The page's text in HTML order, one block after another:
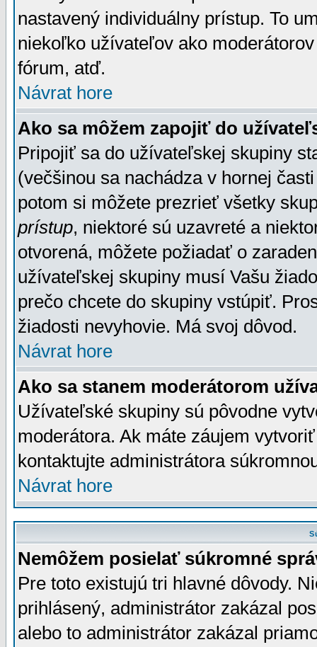
nastavený individuálny prístup. To
niekoľko užívateľov ako
fórum, atď.
Návrat hore
Ako sa môžem zapojiť do
Pripojiť sa do užívateľskej skupiny
(večšinou sa nachádza v hornej
potom si môžete prezrieť všetky
prístup, niektoré sú uzavreté a
otvorená, môžete požiadať o
užívateľskej skupiny musí Vašu
prečo chcete do skupiny vstúpiť.
žiadosti nevyhovie. Má svoj dôvod.
Návrat hore
Ako sa stanem moderátorom
Užívateľské skupiny sú pôvodne
moderátora. Ak máte záujem
kontaktujte administrátora
Návrat hore
Nemôžem posielať súkromné
Pre toto existujú tri hlavné dôvody.
prihlásený, administrátor zakázal
alebo to administrátor zakázal